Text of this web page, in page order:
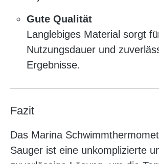
Gute Qualität
Langlebiges Material sorgt
Nutzungsdauer und
Ergebnisse.
Fazit
Das Marina
Sauger ist eine unkomplizierte